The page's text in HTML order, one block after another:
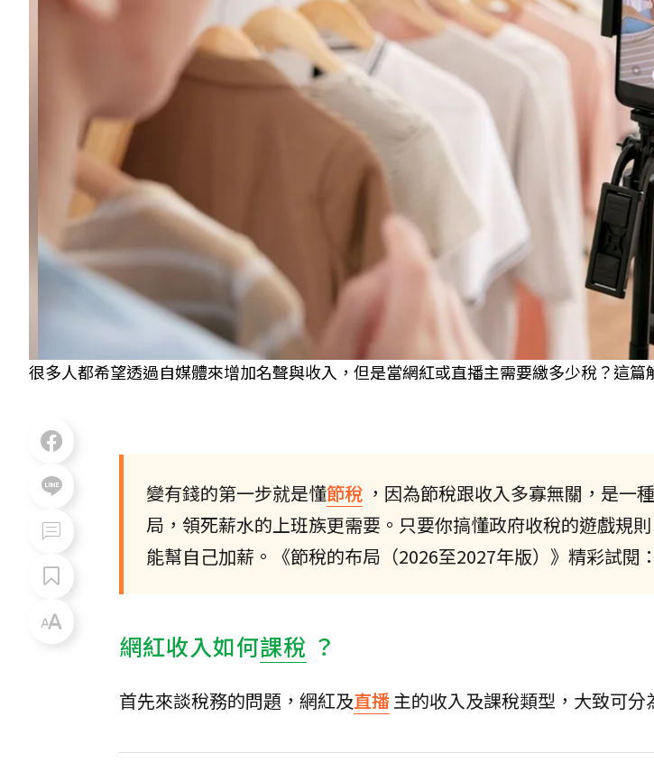
很多人都希望透過自媒體來增加名聲與收入，但是當網紅或直播主需要繳多少稅？這
變有錢的第一步就是懂節稅 ，因為節稅跟收入多寡無關，是一
局，領死薪水的上班族更需要。只要你搞懂政府收稅的遊戲規
能幫自己加薪。《節稅的布局（2026至2027年版）》精彩試閱：
網紅收入如何課稅 ？
首先來談稅務的問題，網紅及直播主的收入及課稅類型，大致可分